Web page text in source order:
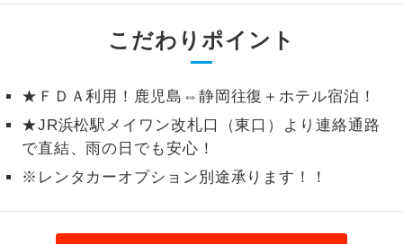
こだわりポイント
★ＦＤＡ利用！鹿児島⇔静岡往復＋ホテル宿泊！
★JR浜松駅メイワン改札口（東口）より連絡通路
で直結、雨の日でも安心！
※レンタカーオプション別途承ります！！
全食事付き
全てのお食事が付いていますので、お食
事の心配はいりません。（機内食を除
お部屋にてゆっくりとお召し上がりいた
だけます。
ホン
をじっくり聞くことができます。
1名様催行